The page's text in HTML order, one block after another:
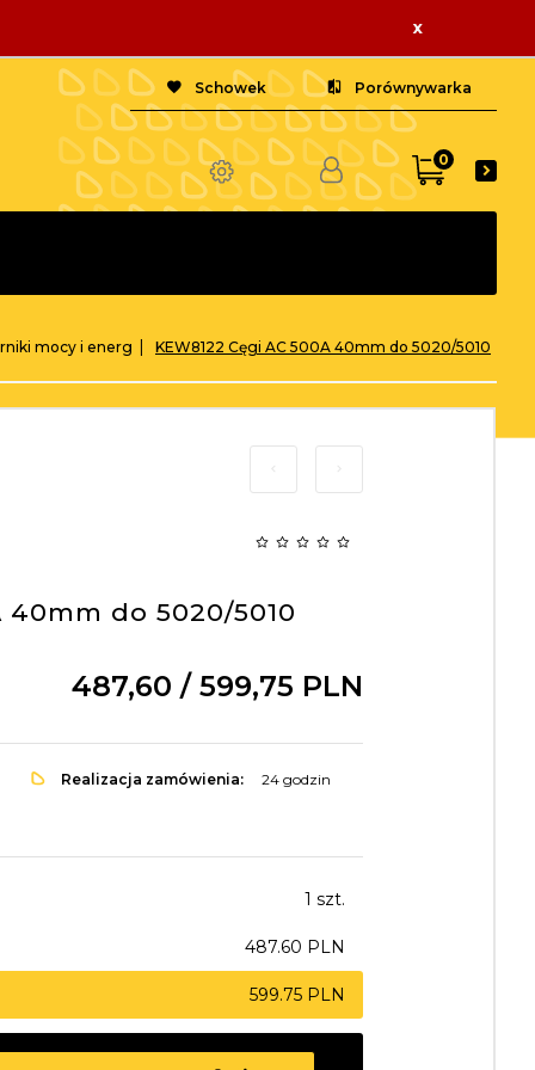
x
Schowek Porównywarka
0
mocy i energ KEW8122 Cęgi AC 500A 40mm do 5020/5010
40mm do 5020/5010
487,60 / 599,75 PLN
Realizacja zamówienia: 24 godzin
1 szt.
487.60 PLN
599.75 PLN